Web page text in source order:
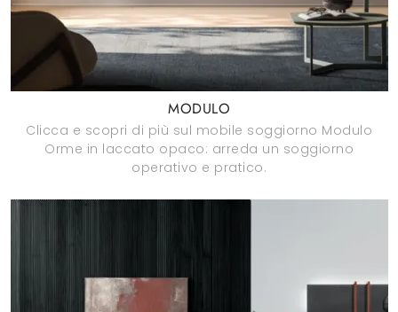
MODULO
Clicca e scopri di più sul mobile soggiorno Modulo
Orme in laccato opaco: arreda un soggiorno
operativo e pratico.